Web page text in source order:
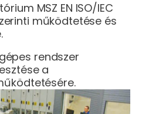
MSZ EN ISO/IEC
működtetése és
rendszer
a